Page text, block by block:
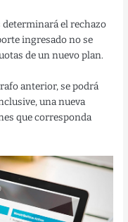
determinará el rechazo
ingresado no se
de un nuevo plan.
anterior, se podrá
una nueva
que corresponda